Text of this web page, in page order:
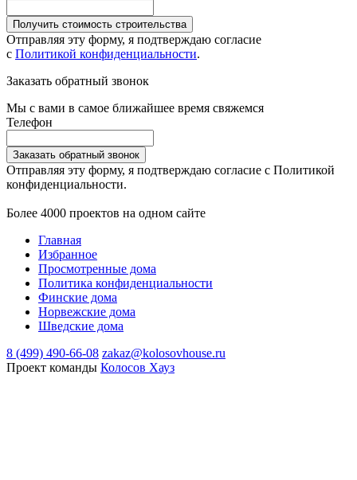
Получить стоимость строительства
Отправляя эту форму, я подтверждаю согласие
с Политикой конфиденциальности.
Заказать обратный звонок
Мы с вами в самое ближайшее время свяжемся
Телефон
Заказать обратный звонок
Отправляя эту форму, я подтверждаю согласие с Политикой
конфиденциальности.
Более 4000 проектов на одном сайте
Главная
Избранное
Просмотренные дома
Политика конфиденциальности
Финские дома
Норвежские дома
Шведские дома
8 (499) 490-66-08 zakaz@kolosovhouse.ru
Проект команды Колосов Хауз